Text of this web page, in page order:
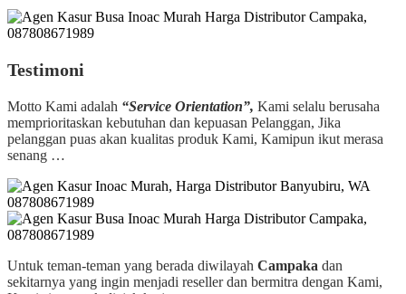
Testimoni
Motto Kami adalah “Service Orientation”, Kami selalu berusaha
memprioritaskan kebutuhan dan kepuasan Pelanggan, Jika
pelanggan puas akan kualitas produk Kami, Kamipun ikut merasa
senang …
Untuk teman-teman yang berada diwilayah Campaka dan
sekitarnya yang ingin menjadi reseller dan bermitra dengan Kami,